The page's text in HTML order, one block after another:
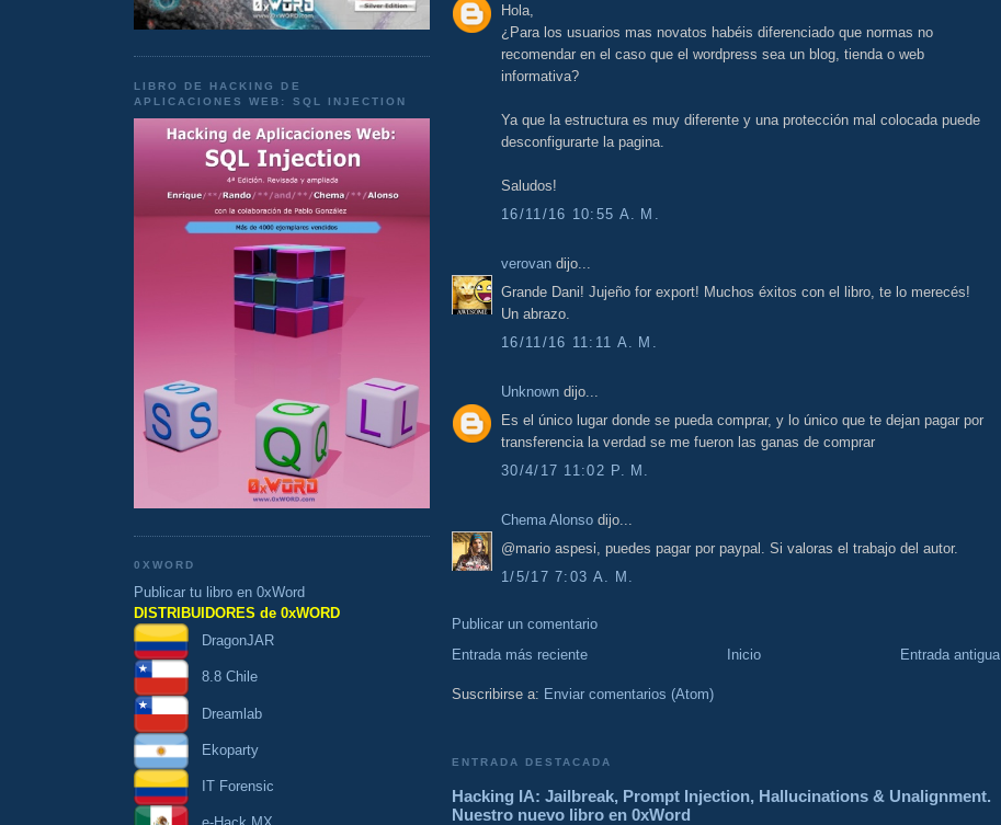
LIBRO DE HACKING DE
APLICACIONES WEB: SQL INJECTION
0XWORD
Publicar tu libro en 0xWord
DISTRIBUIDORES de 0xWORD
DragonJAR
8.8 Chile
Dreamlab
Ekoparty
IT Forensic
Hola,
¿Para los usuarios mas novatos habéis diferenciado que normas no
recomendar en el caso que el wordpress sea un blog, tienda o web
informativa?
Ya que la estructura es muy diferente y una protección mal colocada puede
desconfigurarte la pagina.
Saludos!
16/11/16 10:55 A. M.
verovan dijo...
Grande Dani! Jujeño for export! Muchos éxitos con el libro, te lo merecés!
Un abrazo.
16/11/16 11:11 A. M.
Unknown dijo...
Es el único lugar donde se pueda comprar, y lo único que te dejan pagar por
transferencia la verdad se me fueron las ganas de comprar
30/4/17 11:02 P. M.
Chema Alonso dijo...
@mario aspesi, puedes pagar por paypal. Si valoras el trabajo del autor.
1/5/17 7:03 A. M.
Publicar un comentario
Entrada más reciente
Entrada antigua
Inicio
Suscribirse a: Enviar comentarios (Atom)
ENTRADA DESTACADA
Hacking IA: Jailbreak, Prompt Injection, Hallucinations & Unalignment.
Nuestro nuevo libro en 0xWord